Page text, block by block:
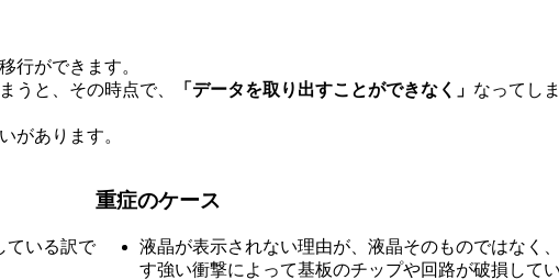
行ができます。
うと、その時点で、
「データを取り出すことができなく」 なってし
があります。
ている訳で
重症のケース
液晶が表示されない理由が、液晶そのものではなく
す強い衝撃によって基板のチップや回路が破損して